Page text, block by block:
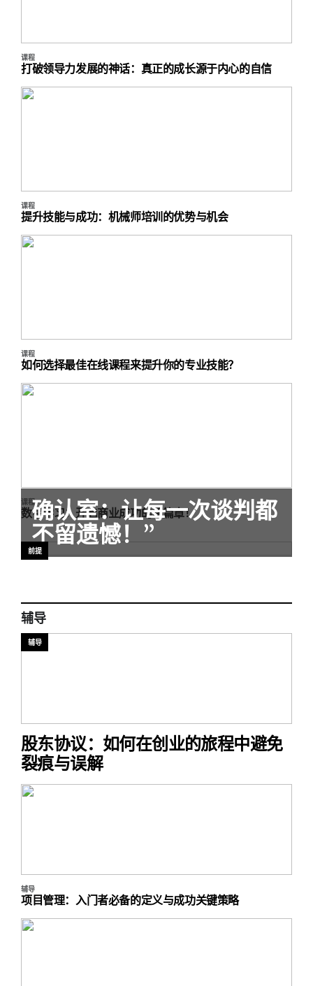
打破领导力发展的神话：真正的成长源于内心的自信
课程
提升技能与成功：机械师培训的优势与机会
课程
如何选择最佳在线课程来提升你的专业技能？
课程
数字学习：开启商业成功的新篇章！
课程确认室：让每一次谈判都
不留遗憾！”
前提
辅导
股东协议：如何在创业的旅程中避免
裂痕与误解
辅导
项目管理：入门者必备的定义与成功关键策略
辅导